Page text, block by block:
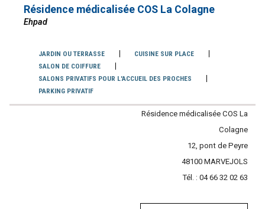
Résidence médicalisée COS La Colagne
Ehpad
Services
JARDIN OU TERRASSE
CUISINE SUR PLACE
SALON DE COIFFURE
SALONS PRIVATIFS POUR L'ACCUEIL DES PROCHES
PARKING PRIVATIF
Contacter
Résidence médicalisée COS La
Colagne
12, pont de Peyre
Code
postal
48100 Ville
MARVEJOLS
Tél. : Tél.
04 66 32 02 63